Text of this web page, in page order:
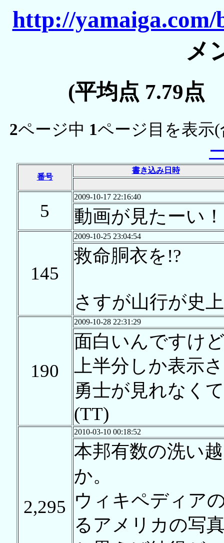
http://yamaiga.com/
メ
(平均点 7.79
2ページ中 1ページ目を表示(
番号
書き込み日時
5
2009-10-17 22:16:40
動画が見たーい
145
2009-10-25 23:04:54
救命胴衣を!?
さすが山行が史
190
2009-10-28 22:31:29
面白いんですけ
上半分しか表示
勇士が見れなく
(TT)
2,295
2010-03-10 00:18:52
本邦有数の洗い
か。
ウィキペディア
るアメリカの写